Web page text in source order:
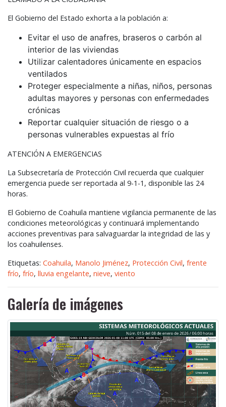
El Gobierno del Estado exhorta a la población a:
Evitar el uso de anafres, braseros o carbón al
interior de las viviendas
Utilizar calentadores únicamente en espacios
ventilados
Proteger especialmente a niñas, niños, personas
adultas mayores y personas con enfermedades
crónicas
Reportar cualquier situación de riesgo o a
personas vulnerables expuestas al frío
ATENCIÓN A EMERGENCIAS
La Subsecretaría de Protección Civil recuerda que cualquier
emergencia puede ser reportada al 9-1-1, disponible las 24
horas.
El Gobierno de Coahuila mantiene vigilancia permanente de las
condiciones meteorológicas y continuará implementando
acciones preventivas para salvaguardar la integridad de las y
los coahuilenses.
Etiquetas: Coahuila, Manolo Jiménez, Protección Civil, frente
frío, frío, lluvia engelante, nieve, viento
Galería de imágenes